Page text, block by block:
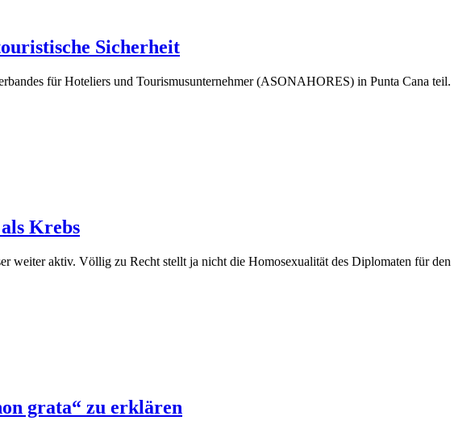
Sicherheit
für Hoteliers und Tourismusunternehmer (ASONAHORES) in Punta Cana teil.
Krebs
weiter aktiv. Völlig zu Recht stellt ja nicht die Homosexualität des Diplomaten für den
grata“ zu erklären